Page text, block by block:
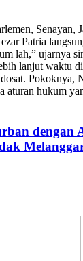
Senayan,
Patria
lah,” ujarnya
lanjut waktu
Pokoknya,
aturan hukum
dengan